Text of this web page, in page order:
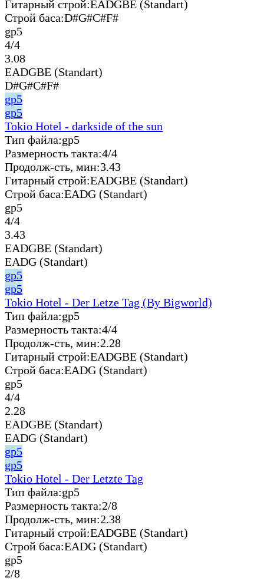
Гитарный строй:EADGBE (Standart)
Строй баса:D#G#C#F#
gp5
4/4
3.08
EADGBE (Standart)
D#G#C#F#
gp5
gp5
Tokio Hotel - darkside of the sun
Тип файла:gp5
Размерность такта:4/4
Продолж-сть, мин:3.43
Гитарный строй:EADGBE (Standart)
Строй баса:EADG (Standart)
gp5
4/4
3.43
EADGBE (Standart)
EADG (Standart)
gp5
gp5
Tokio Hotel - Der Letze Tag (By Bigworld)
Тип файла:gp5
Размерность такта:4/4
Продолж-сть, мин:2.28
Гитарный строй:EADGBE (Standart)
Строй баса:EADG (Standart)
gp5
4/4
2.28
EADGBE (Standart)
EADG (Standart)
gp5
gp5
Tokio Hotel - Der Letzte Tag
Тип файла:gp5
Размерность такта:2/8
Продолж-сть, мин:2.38
Гитарный строй:EADGBE (Standart)
Строй баса:EADG (Standart)
gp5
2/8